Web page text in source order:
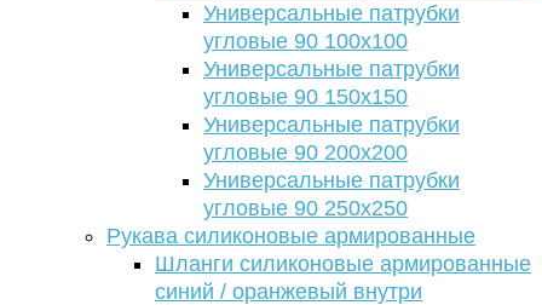
Универсальные патрубки
угловые 90 100х100
Универсальные патрубки
угловые 90 150х150
Универсальные патрубки
угловые 90 200х200
Универсальные патрубки
угловые 90 250х250
Рукава силиконовые армированные
Шланги силиконовые армированные
синий / оранжевый внутри